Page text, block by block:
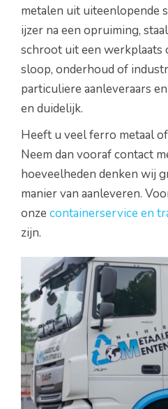
metalen uit uiteenlopende
ijzer na een opruiming,
schroot uit een
sloop, onderhoud of
particuliere aanleveraars
en duidelijk.
Heeft u veel ferro metaal
Neem dan vooraf contact
hoeveelheden denken wij
manier van aanleveren.
onze containerservice en
zijn.